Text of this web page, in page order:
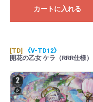
カートに入れる
[TD]
《V-TD12》
開花の乙女 ケラ（RRR仕様）